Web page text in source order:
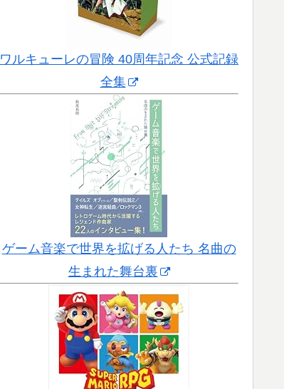
ワルキューレの冒険 40周年記念 公式記録
全集
ゲーム音楽で世界を拡げる人たち 名曲の
生まれた舞台裏